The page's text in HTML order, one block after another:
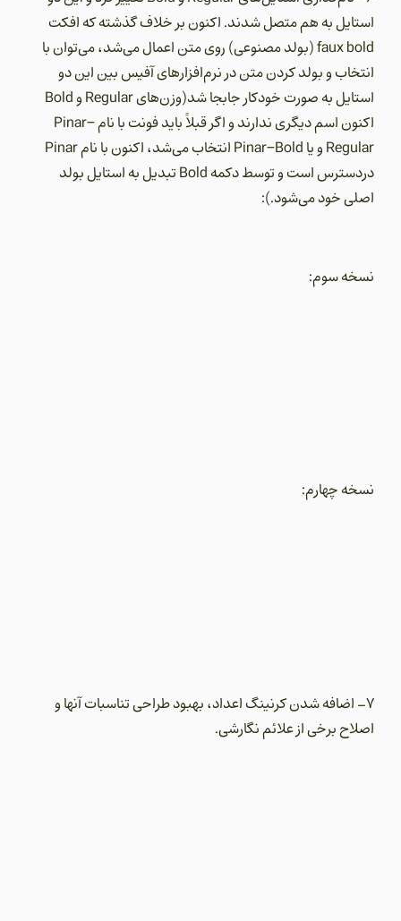
استایل به هم متصل شدند. اکنون بر خلاف گذشته که افکت
faux bold (بولد مصنوعی) روی متن اعمال می‌شد، می‌توان با
انتخاب و بولد کردن متن در نرم‌افزارهای آفیس بین این دو
استایل به صورت خودکار جابجا شد(وزن‌های Regular و Bold
اکنون اسم دیگری ندارند و اگر قبلاً باید فونت با نام Pinar-
Regular و یا Pinar-Bold انتخاب می‌شد، اکنون با نام Pinar
دردسترس است و توسط دکمه Bold تبدیل به استایل بولد
اصلی خود می‌شود.):
نسخه سوم:
نسخه چهارم:
7- اضافه شدن کرنینگ اعداد، بهبود طراحی تناسبات آنها و
اصلاح برخی از علائم نگارشی.